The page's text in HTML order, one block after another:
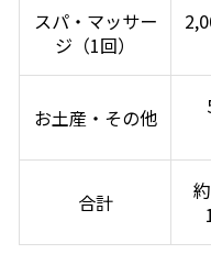
スパ・マッサー
ジ（1回）
お土産・その他
合計